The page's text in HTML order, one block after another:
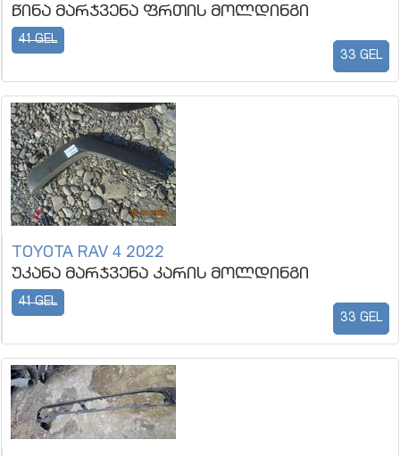
წინა მარჯვენა ფრთის მოლდინგი
41 GEL
33 GEL
TOYOTA RAV 4 2022
უკანა მარჯვენა კარის მოლდინგი
41 GEL
33 GEL